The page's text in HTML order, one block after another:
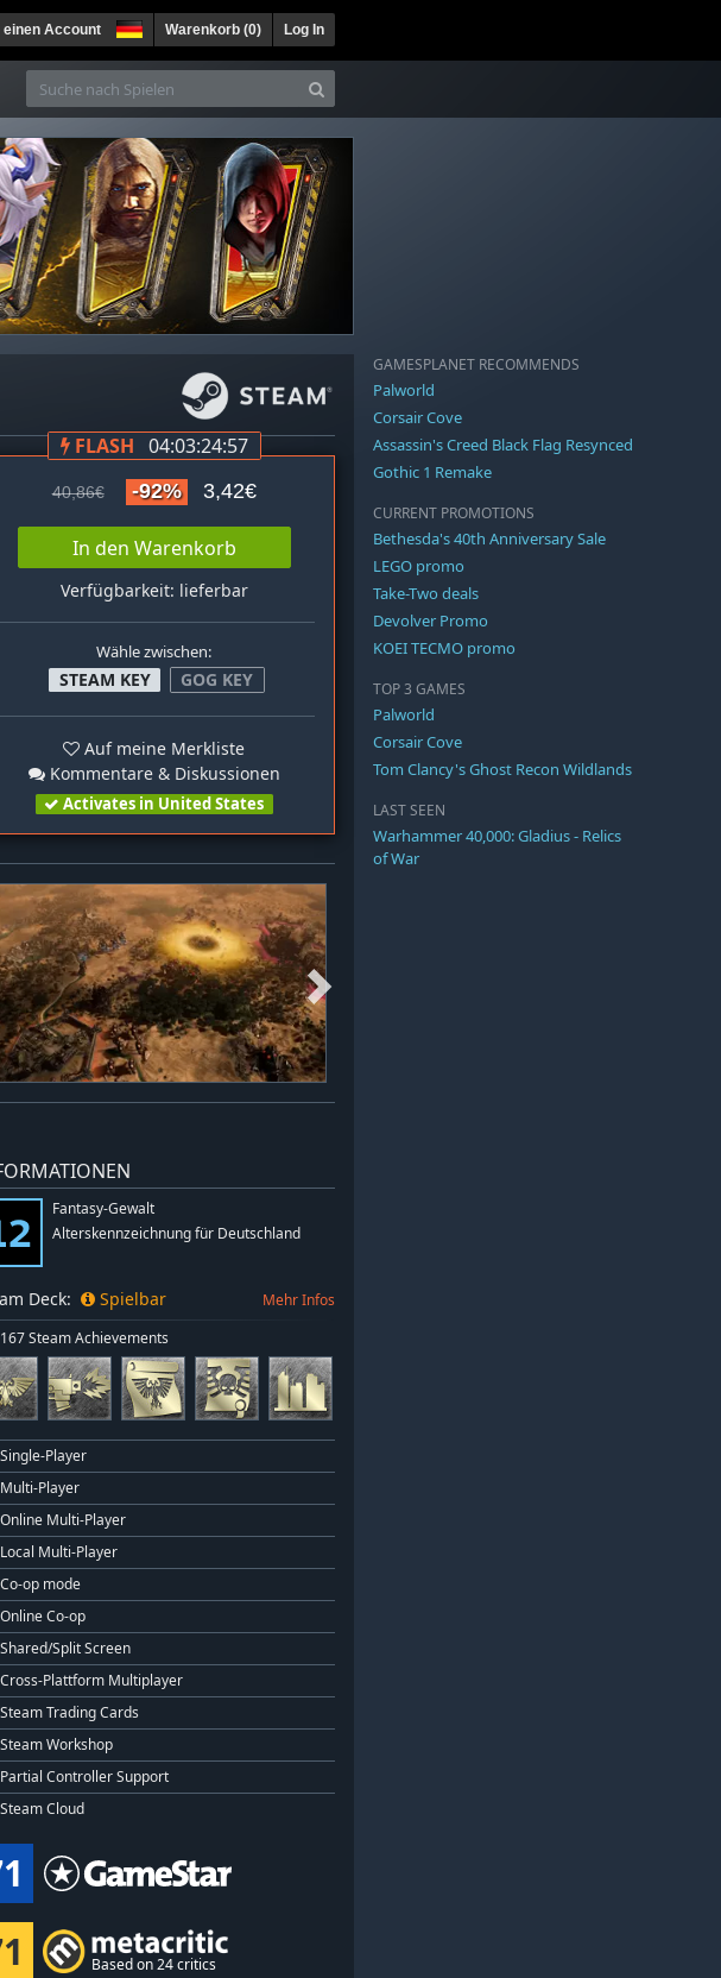
Account Warenkorb (0) Log In
FLASH 04:03:24:56
40,86€ -92% 3,42€
In den Warenkorb
Verfügbarkeit: lieferbar
Wähle zwischen:
STEAM KEY GOG KEY
Auf meine Merkliste
Kommentare & Diskussionen
Activates in United States
Fantasy-Gewalt
Alterskennzeichnung für Deutschland
Deck: Spielbar Mehr Infos
167 Steam Achievements
Single-Player
Multi-Player
Online Multi-Player
Local Multi-Player
Co-op mode
Online Co-op
Shared/Split Screen
Cross-Plattform Multiplayer
Steam Trading Cards
Steam Workshop
Partial Controller Support
Steam Cloud
Based on 24 critics
GAMESPLANET RECOMMENDS
Palworld
Corsair Cove
Assassin's Creed Black Flag Resynced
Gothic 1 Remake
CURRENT PROMOTIONS
Bethesda's 40th Anniversary Sale
LEGO promo
Take-Two deals
Devolver Promo
KOEI TECMO promo
TOP 3 GAMES
Palworld
Corsair Cove
Tom Clancy's Ghost Recon Wildlands
LAST SEEN
Warhammer 40,000: Gladius - Relics
of War